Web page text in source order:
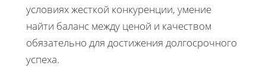
условиях жесткой конкуренции, умение
найти баланс между ценой и качеством
обязательно для достижения долгосрочного
успеха.